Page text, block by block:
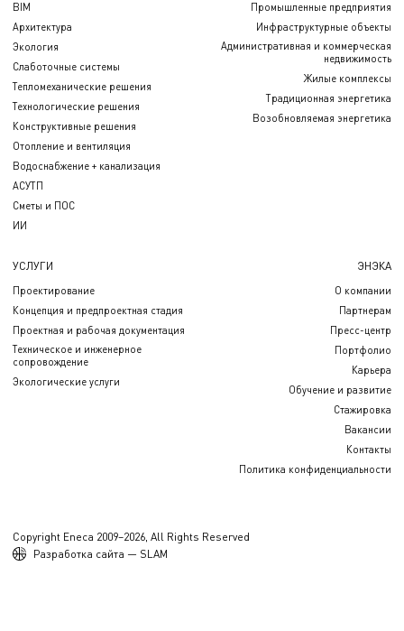
BIM
Архитектура
Экология
Слаботочные системы
Тепломеханические решения
Технологические решения
Конструктивные решения
Отопление и вентиляция
Водоснабжение + канализация
АСУТП
Сметы и ПОС
ИИ
Промышленные предприятия
Инфраструктурные объекты
Административная и коммерческая
недвижимость
Жилые комплексы
Традиционная энергетика
Возобновляемая энергетика
УСЛУГИ
Проектирование
Концепция и предпроектная стадия
Проектная и рабочая документация
Техническое и инженерное
сопровождение
Экологические услуги
ЭНЭКА
О компании
Партнерам
Пресс-центр
Портфолио
Карьера
Обучение и развитие
Стажировка
Вакансии
Контакты
Политика конфиденциальности
Copyright Eneca 2009–2026, All Rights Reserved
Разработка сайта — SLAM